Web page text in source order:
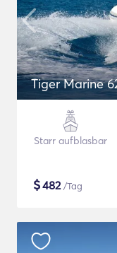
Tiger Marine
Starr aufblasbar
$482/Tag